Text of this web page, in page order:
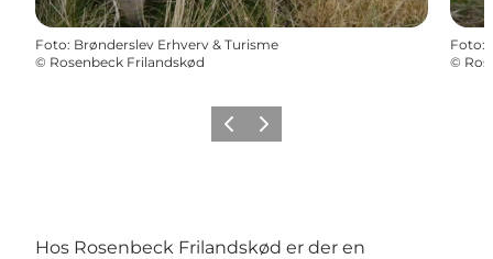
Foto: Brønderslev Erhverv & Turisme
© Rosenbeck Frilandskød
Foto:
©
ForrigeNæste
Hos Rosenbeck Frilandskød er der en